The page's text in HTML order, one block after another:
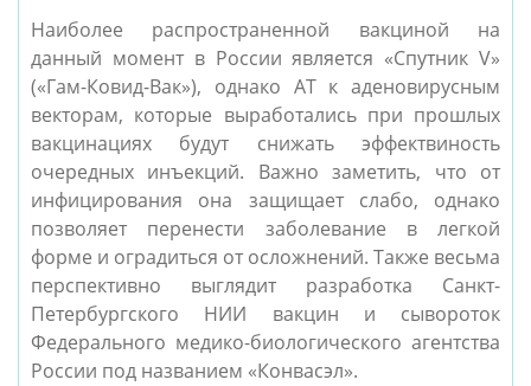
Наиболее распространенной вакциной на
данный момент в России является «Спутник V»
(«Гам-Ковид-Вак»), однако АТ к аденовирусным
векторам, которые выработались при прошлых
вакцинациях будут снижать эффектвиность
очередных инъекций. Важно заметить, что от
инфицирования она защищает слабо, однако
позволяет перенести заболевание в легкой
форме и оградиться от осложнений. Также весьма
перспективно выглядит разработка Санкт-
Петербургского НИИ вакцин и сывороток
Федерального медико-биологического агентства
России под названием «Конвасэл».